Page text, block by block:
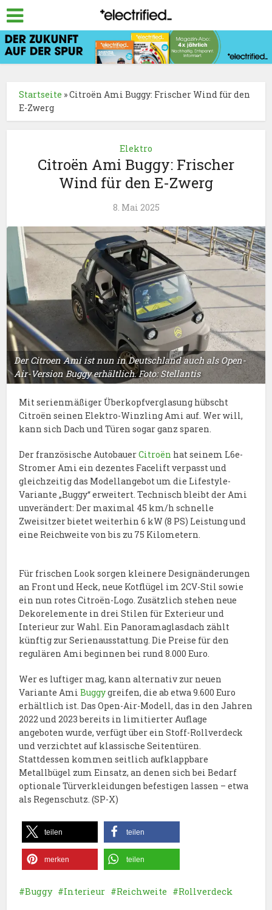
Startseite »Citroën Ami Buggy: Frischer Wind für den
E-Zwerg
Elektro
Citroën Ami Buggy: Frischer
Wind für den E-Zwerg
8. Mai 2025
Der Citroen Ami ist nun in Deutschland auch als Open-
Air-Version Buggy erhältlich. Foto: Stellantis
Mit serienmäßiger Überkopfverglasung hübscht
Citroën seinen Elektro-Winzling Ami auf. Wer will,
kann sich Dach und Türen sogar ganz sparen.
Der französische AutobauerCitroën hat seinem L6e-
Stromer Ami ein dezentes Facelift verpasst und
gleichzeitig das Modellangebot um die Lifestyle-
Variante „Buggy“ erweitert. Technisch bleibt der Ami
unverändert: Der maximal 45 km/h schnelle
Zweisitzer bietet weiterhin 6 kW (8 PS) Leistung und
eine Reichweite von bis zu 75 Kilometern.
Für frischen Look sorgen kleinere Designänderungen
an Front und Heck, neue Kotflügel im 2CV-Stil sowie
ein nun rotes Citroën-Logo. Zusätzlich stehen neue
Dekorelemente in drei Stilen für Exterieur und
Interieur zur Wahl. Ein Panoramaglasdach zählt
künftig zur Serienausstattung. Die Preise für den
regulären Ami beginnen bei rund 8.000 Euro.
Wer es luftiger mag, kann alternativ zur neuen
Variante AmiBuggygreifen, die ab etwa 9.600 Euro
erhältlich ist. Das Open-Air-Modell, das in den Jahren
2022 und 2023 bereits in limitierter Auflage
angeboten wurde, verfügt über ein Stoff-Rollverdeck
und verzichtet auf klassische Seitentüren.
Stattdessen kommen seitlich aufklappbare
Metallbügel zum Einsatz, an denen sich bei Bedarf
optionale Türverkleidungen befestigen lassen – etwa
als Regenschutz. (SP-X)
teilen teilen
merken teilen
Buggy Interieur Reichweite Rollverdeck